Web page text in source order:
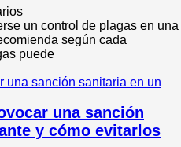
un control de plagas en una
según cada
puede
una sanción
y cómo evitarlos